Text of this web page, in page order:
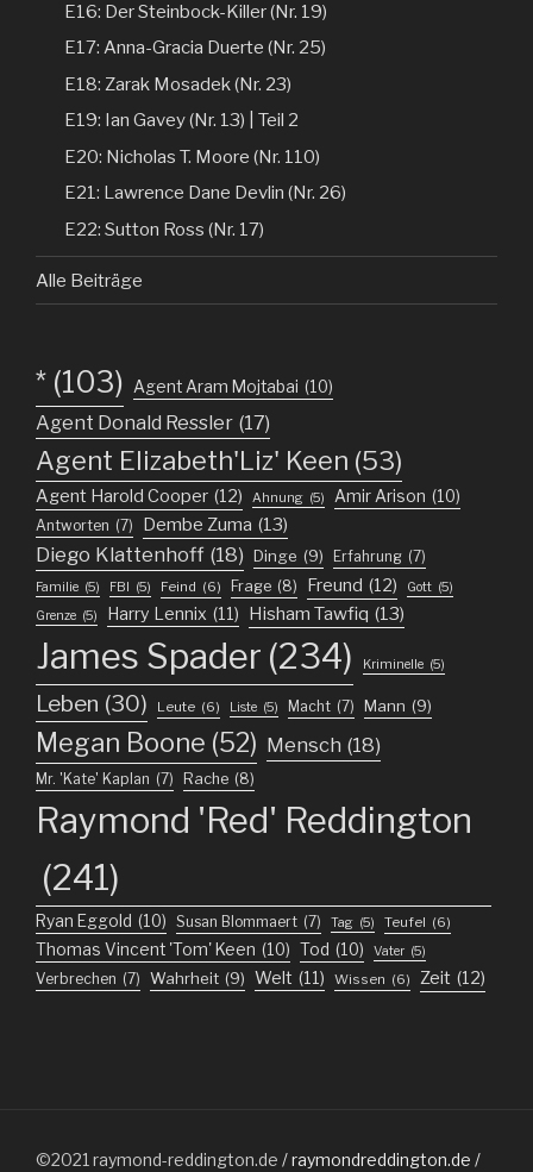
E16: Der Steinbock-Killer (Nr. 19)
E17: Anna-Gracia Duerte (Nr. 25)
E18: Zarak Mosadek (Nr. 23)
E19: Ian Gavey (Nr. 13) | Teil 2
E20: Nicholas T. Moore (Nr. 110)
E21: Lawrence Dane Devlin (Nr. 26)
E22: Sutton Ross (Nr. 17)
Alle Beiträge
* (103) Agent Aram Mojtabai (10)
Agent Donald Ressler (17)
Agent Elizabeth'Liz' Keen (53)
Agent Harold Cooper (12) Ahnung (5) Amir Arison (10)
Antworten (7) Dembe Zuma (13)
Diego Klattenhoff (18) Dinge (9) Erfahrung (7)
Familie (5) FBI (5) Feind (6) Frage (8) Freund (12) Gott (5)
Grenze (5) Harry Lennix (11) Hisham Tawfiq (13)
James Spader (234) Kriminelle (5)
Leben (30) Leute (6) Liste (5) Macht (7) Mann (9)
Megan Boone (52) Mensch (18)
Mr. 'Kate' Kaplan (7) Rache (8)
Raymond 'Red' Reddington
(241)
Ryan Eggold (10) Susan Blommaert (7) Tag (5) Teufel (6)
Thomas Vincent 'Tom' Keen (10) Tod (10) Vater (5)
Verbrechen (7) Wahrheit (9) Welt (11) Wissen (6) Zeit (12)
©2021 raymond-reddington.de / raymondreddington.de /